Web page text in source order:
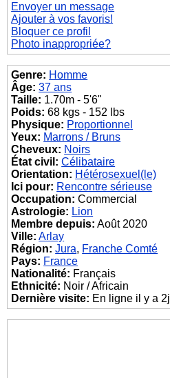
Envoyer un message
Ajouter à vos favoris!
Bloquer ce profil
Photo inappropriée?
Genre: Homme
Âge: 37 ans
Taille: 1.70m - 5'6"
Poids: 68 kgs - 152 lbs
Physique: Proportionnel
Yeux: Marrons / Bruns
Cheveux: Noirs
État civil: Célibataire
Orientation: Hétérosexuel(le)
Ici pour: Rencontre sérieuse
Occupation: Commercial
Astrologie: Lion
Membre depuis: Août 2020
Ville: Arlay
Région: Jura, Franche Comté
Pays: France
Nationalité: Français
Ethnicité: Noir / Africain
Dernière visite: En ligne il y a 2j